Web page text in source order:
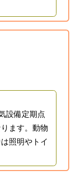
設備定期点
ます。動物
照明やトイ